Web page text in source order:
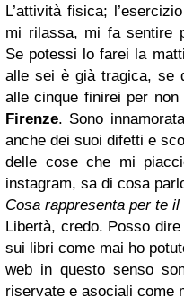
L’attività fisica;
mi rilassa, mi fa sentire
Se potessi lo farei la
alle sei è già tragica, se
alle cinque finirei per
Firenze. Sono
anche dei suoi difetti e
delle cose che mi
instagram, sa di cosa
Cosa rappresenta per te il
Libertà, credo. Posso
sui libri come mai ho
web in questo senso
riservate e asociali come